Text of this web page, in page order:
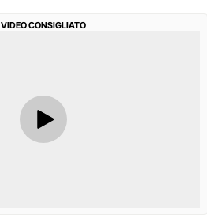
VIDEO CONSIGLIATO